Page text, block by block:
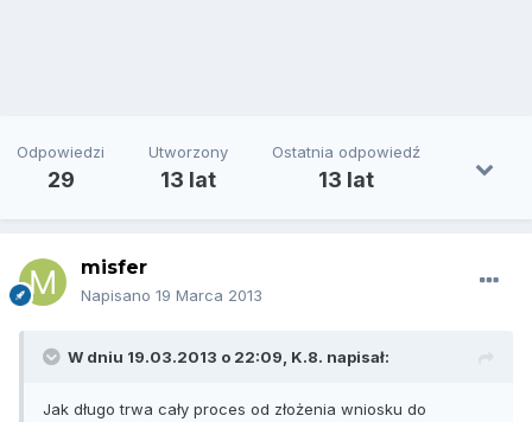
Odpowiedzi
29
Utworzony
13 lat
Ostatnia odpowiedź
13 lat
misfer
Napisano 19 Marca 2013
W dniu 19.03.2013 o 22:09, K.8. napisał:
Jak długo trwa cały proces od złożenia wniosku do